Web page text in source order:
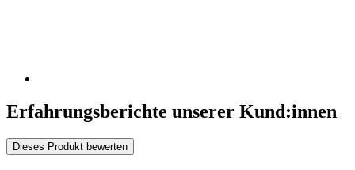
Erfahrungsberichte unserer Kund:innen
Dieses Produkt bewerten